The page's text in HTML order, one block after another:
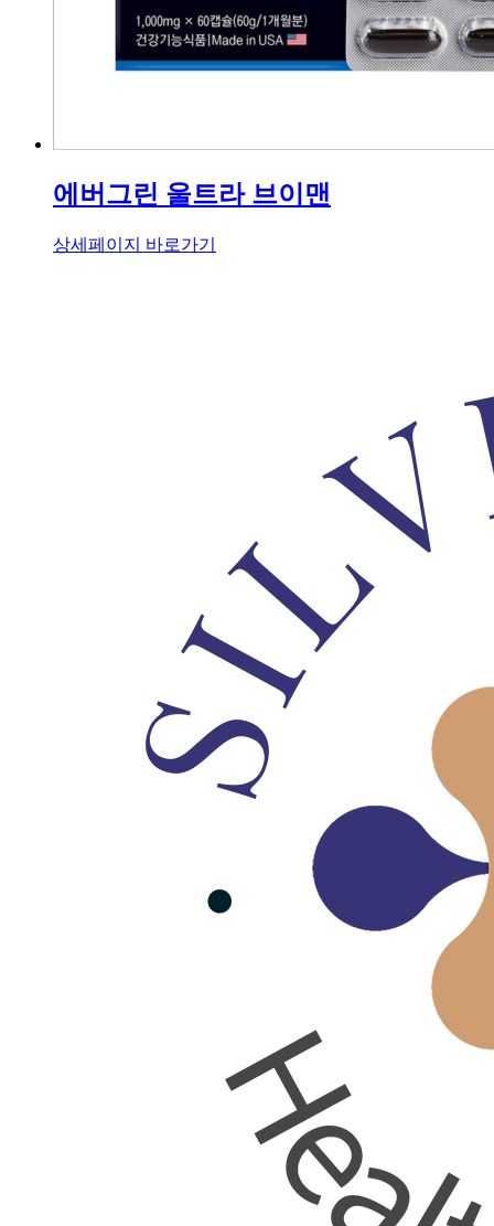
에버그린 울트라 브이맨
상세페이지 바로가기